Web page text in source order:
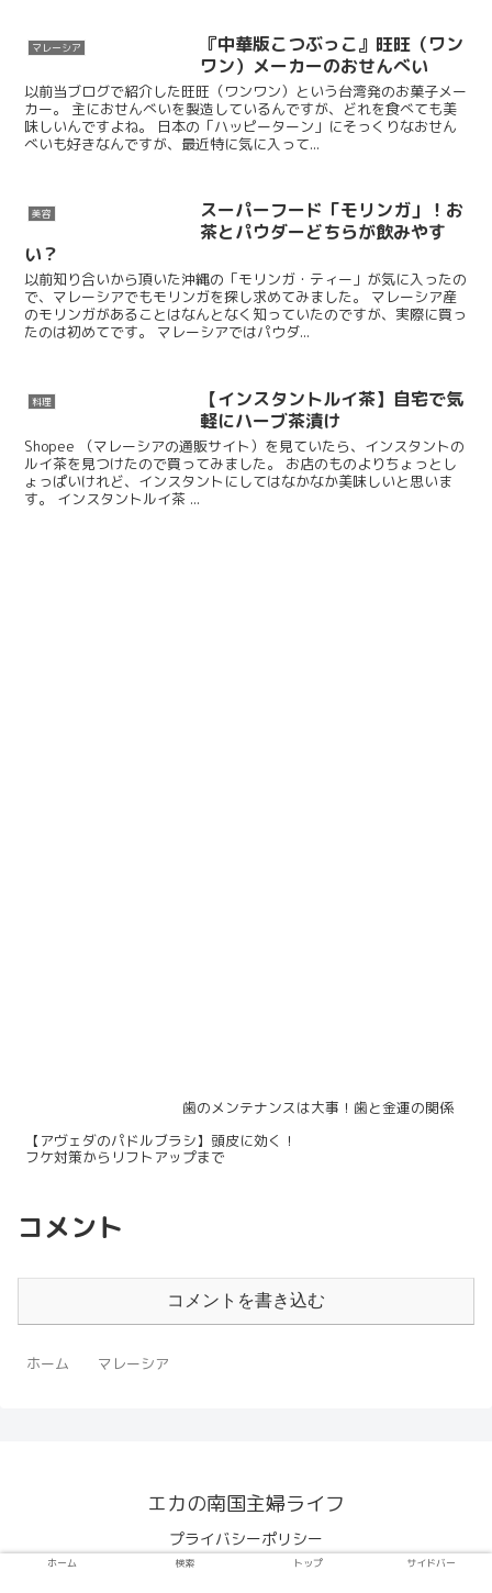
マレーシア
『中華版こつぶっこ』旺旺（ワン
ワン）メーカーのおせんべい
以前当ブログで紹介した旺旺（ワンワン）という台湾発のお菓子メー
カー。 主におせんべいを製造しているんですが、どれを食べても美
味しいんですよね。 日本の「ハッピーターン」にそっくりなおせん
べいも好きなんですが、最近特に気に入って...
美容
スーパーフード「モリンガ」！お
茶とパウダーどちらが飲みやす
い？
以前知り合いから頂いた沖縄の「モリンガ・ティー」が気に入ったの
で、マレーシアでもモリンガを探し求めてみました。 マレーシア産
のモリンガがあることはなんとなく知っていたのですが、実際に買っ
たのは初めてです。 マレーシアではパウダ...
料理
【インスタントルイ茶】自宅で気
軽にハーブ茶漬け
Shopee （マレーシアの通販サイト）を見ていたら、インスタントの
ルイ茶を見つけたので買ってみました。 お店のものよりちょっとし
ょっぱいけれど、インスタントにしてはなかなか美味しいと思いま
す。 インスタントルイ茶 ...
歯のメンテナンスは大事！歯と金運の関係
【アヴェダのパドルブラシ】頭皮に効く！
フケ対策からリフトアップまで
コメント
コメントを書き込む
ホーム マレーシア
エカの南国主婦ライフ
プライバシーポリシー
ホーム 検索 トップ サイドバー